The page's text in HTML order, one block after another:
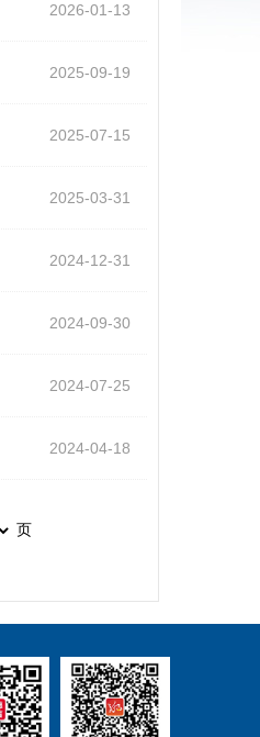
2026-01-13
2025-09-19
2025-07-15
2025-03-31
2024-12-31
2024-09-30
2024-07-25
2024-04-18
页